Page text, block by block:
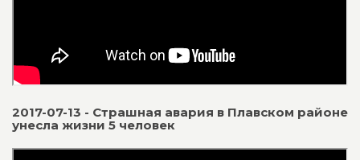
2017-07-13 - Страшная авария в Плавском районе
унесла жизни 5 человек